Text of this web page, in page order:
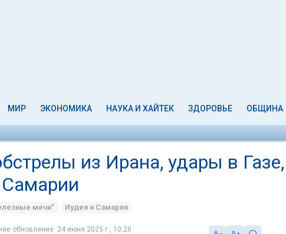
МИР ЭКОНОМИКА НАУКА И ХАЙТЕК ЗДОРОВЬЕ ОБЩИНА
из Ирана, удары в Газе,
мечи" Иудея и Самария
обновление: 24 июня 2025 г., 10:20